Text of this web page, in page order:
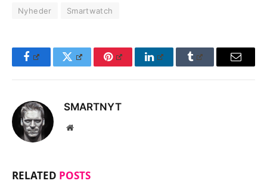
Nyheder Smartwatch
FacebookTwitter Pinterest LinkedInTumblr Email
SMARTNYT
Website
RELATED POSTS